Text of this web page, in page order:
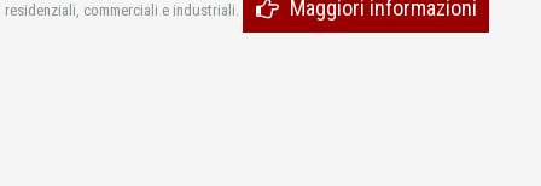
residenziali, commerciali e industriali. Maggiori informazioni